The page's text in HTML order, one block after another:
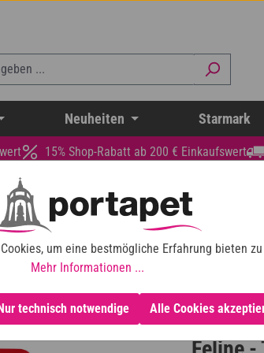
Neuheiten Starmark
15% Shop-Rabatt ab 200 € Einkaufswert
um eine bestmögliche Erfahrung bieten
Mehr Informationen ...
Alle Cookies
technisch notwendige